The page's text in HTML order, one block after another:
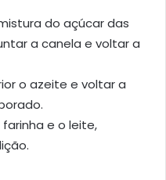
do açúcar das
a canela e voltar a
o azeite e voltar a
e o leite,